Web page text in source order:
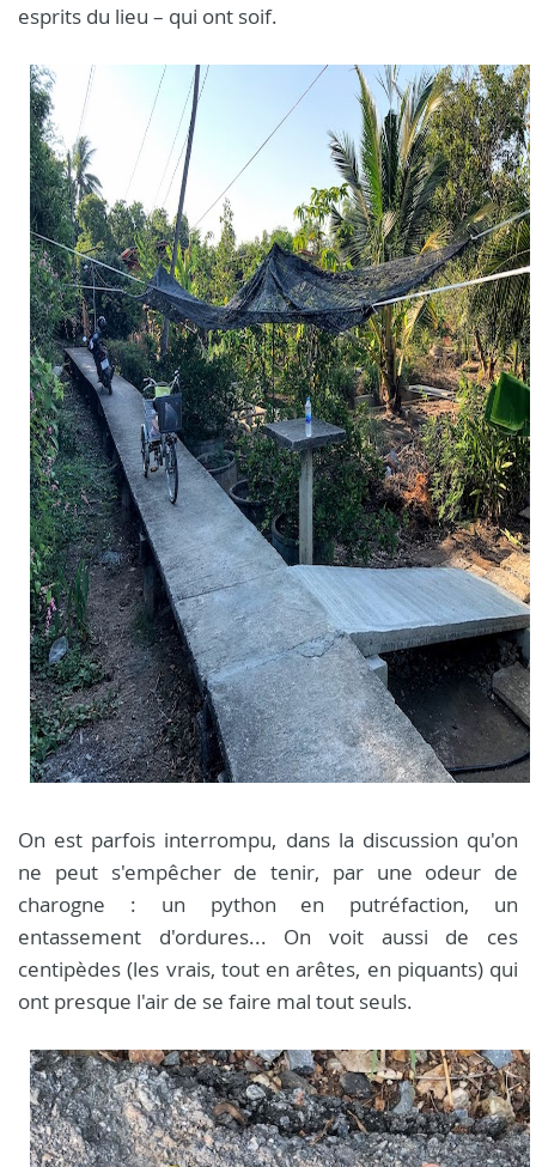
esprits du lieu – qui ont soif.
On est parfois interrompu, dans la discussion qu'on
ne peut s'empêcher de tenir, par une odeur de
charogne : un python en putréfaction, un
entassement d'ordures... On voit aussi de ces
centipèdes (les vrais, tout en arêtes, en piquants) qui
ont presque l'air de se faire mal tout seuls.